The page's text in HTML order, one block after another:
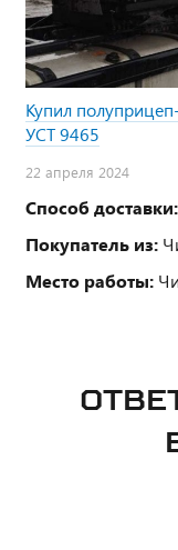
Купил
УСТ 9465
22 апреля 2024
Способ доставки:
Покупатель из:
Место работы: